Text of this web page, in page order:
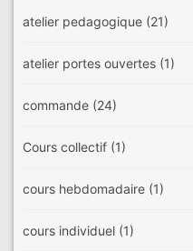
atelier pedagogique (21)
atelier portes ouvertes (1)
commande (24)
Cours collectif (1)
cours hebdomadaire (1)
cours individuel (1)